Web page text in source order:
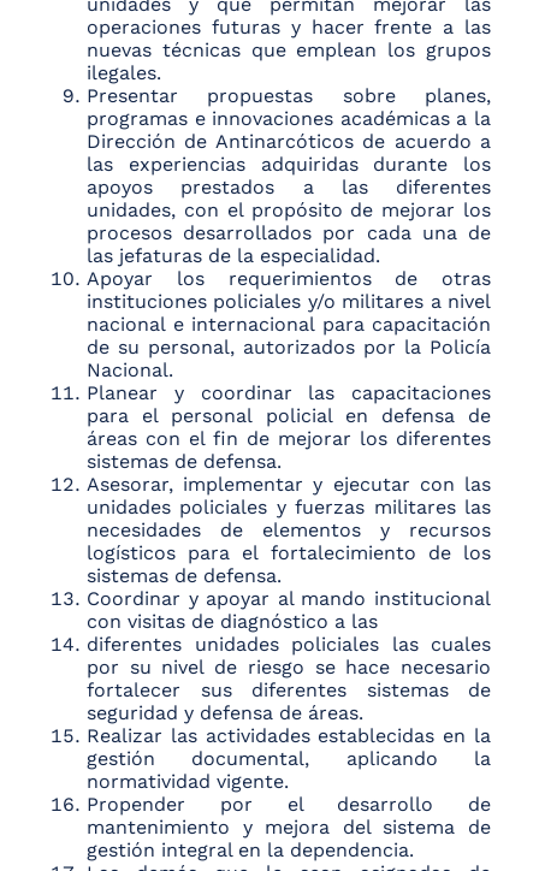
operaciones futuras y hacer frente a las
nuevas técnicas que emplean los grupos
ilegales.
Presentar propuestas sobre planes,
programas e innovaciones académicas a la
Dirección de Antinarcóticos de acuerdo a
las experiencias adquiridas durante los
apoyos prestados a las diferentes
unidades, con el propósito de mejorar los
procesos desarrollados por cada una de
las jefaturas de la especialidad.
Apoyar los requerimientos de otras
instituciones policiales y/o militares a nivel
nacional e internacional para capacitación
de su personal, autorizados por la Policía
Nacional.
Planear y coordinar las capacitaciones
para el personal policial en defensa de
áreas con el fin de mejorar los diferentes
sistemas de defensa.
Asesorar, implementar y ejecutar con las
unidades policiales y fuerzas militares las
necesidades de elementos y recursos
logísticos para el fortalecimiento de los
sistemas de defensa.
Coordinar y apoyar al mando institucional
con visitas de diagnóstico a las
diferentes unidades policiales las cuales
por su nivel de riesgo se hace necesario
fortalecer sus diferentes sistemas de
seguridad y defensa de áreas.
Realizar las actividades establecidas en la
gestión documental, aplicando la
normatividad vigente.
Propender por el desarrollo de
mantenimiento y mejora del sistema de
gestión integral en la dependencia.